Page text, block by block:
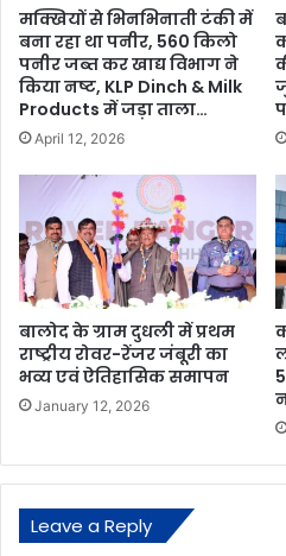
मक्खियों से भिनभिनाती टंकी में
बना रहा था पनीर, 560 किलो
पनीर जब्त कर खाद्य विभाग ने
किया नष्ट, KLP Dinch & Milk
Products में जड़ा ताला…
April 12, 2026
बालोद के ग्राम दुधली में प्रथम
राष्ट्रीय रोवर-रेंजर जंबूरी का
भव्य एवं ऐतिहासिक समापन
January 12, 2026
Leave a Reply